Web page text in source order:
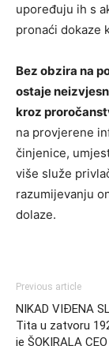
upoređuju ih s
pronaći dokaze
Bez obzira na
ostaje
kroz
na provjerene
činjenice,
više služe
razumijevanju
dolaze.
Previous article
NIKAD VIĐENA
Tita u zatvoru
je ŠOKIRALA